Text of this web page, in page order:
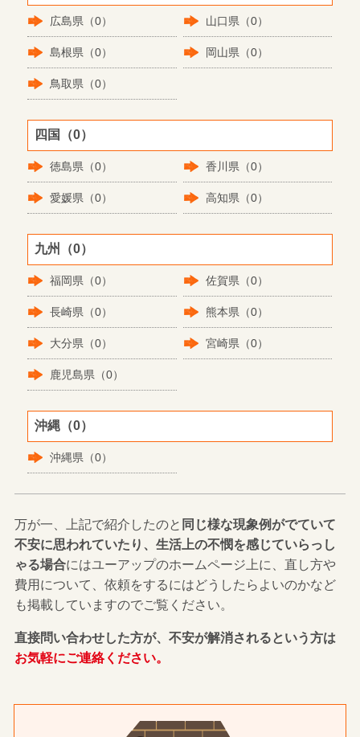
広島県（0） 山口県（0）
島根県（0） 岡山県（0）
鳥取県（0）
四国（0）
徳島県（0） 香川県（0）
愛媛県（0） 高知県（0）
九州（0）
福岡県（0） 佐賀県（0）
長崎県（0） 熊本県（0）
大分県（0） 宮崎県（0）
鹿児島県（0）
沖縄（0）
沖縄県（0）
万が一、上記で紹介したのと 同じ様な現象例がでていて
不安に思われていたり、生活上の不憫を感じていらっし
ゃる場合にはユーアップのホームページ上に、直し方や
費用について、依頼をするにはどうしたらよいのかなど
も掲載していますのでご覧ください。
直接問い合わせした方が、不安が解消されるという方は
お気軽にご連絡ください。